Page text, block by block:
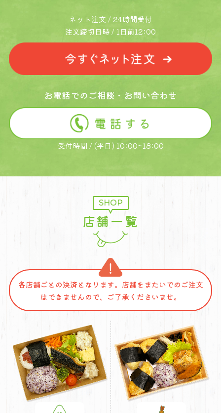
ネット注文 / 24時間受付
注文締切日時 / 1日前12:00
お電話でのご相談・お問い合わせ
受付時間 / (平日) 10:00~18:00
SHOP
店舗一覧
各店舗ごとの決済となります。店舗をまたいでのご注文
はできませんので、ご了承くださいませ。